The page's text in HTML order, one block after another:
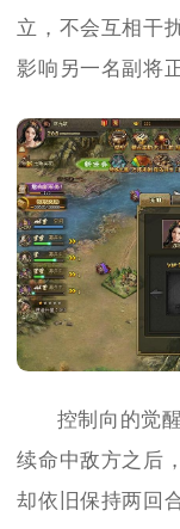
立，不会互相干
影响另一名副将
控制向的觉
续命中敌方之后
却依旧保持两回